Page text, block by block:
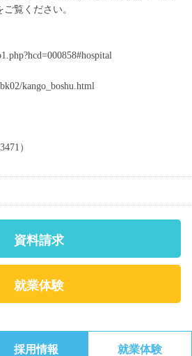
覧ください。
kango_boshu.html
）
資料請求
就業体験
採用情報 就業体験